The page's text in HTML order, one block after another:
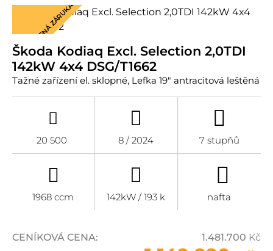
PRODLOUŽENÁ ZÁRUKA
Škoda Kodiaq Excl. Selection 2,0TDI
142kW 4x4 DSG/T1662
Tažné zařízení el. sklopné, Lefka 19" antracitová leštěná
20 500 8 / 2024 7 stupňů
1968 ccm 142kW / 193 k nafta
CENÍKOVÁ CENA: 1.481.700 Kč